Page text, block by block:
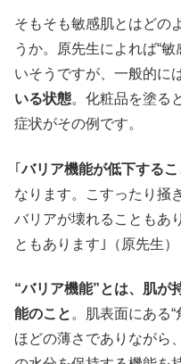
そもそも敏感肌とはどの
うか。原先生によれば“
いそうですが、一般的に
いる状態。化粧品を塗る
症状がその例です。
｢バリア機能が低下する
なります。こすったり掻
バリアが壊れることもあ
ともあります｣（原先生）
“バリア機能”とは、肌が
能のこと 。肌表面にある
ほどの薄さでありながら